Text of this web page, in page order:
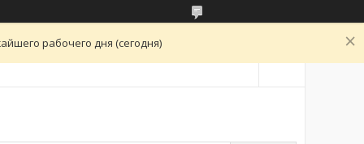
рабочего дня (сегодня)